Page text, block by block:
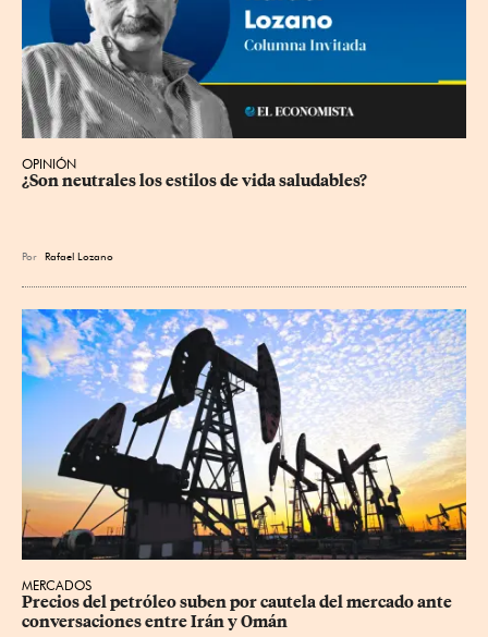
OPINIÓN
¿Son neutrales los estilos de vida saludables?
Por Rafael Lozano
MERCADOS
Precios ⁠del petróleo suben por cautela del mercado ante
conversaciones entre Irán y Omán